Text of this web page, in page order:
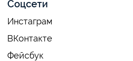
Соцсети
Инстаграм
ВКонтакте
Фейсбук